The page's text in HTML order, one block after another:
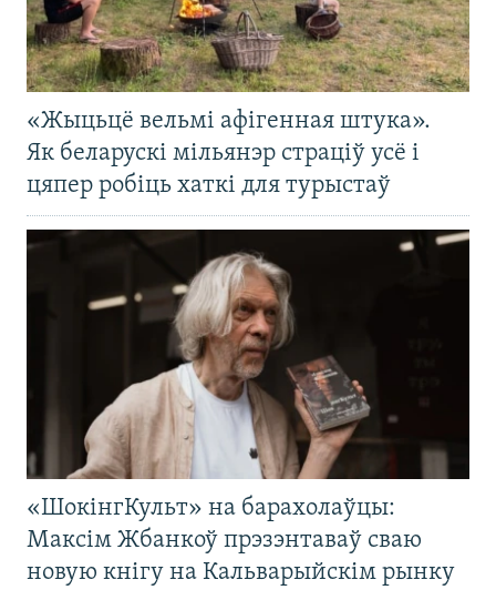
«Жыцьцё вельмі афігенная штука».
Як беларускі мільянэр страціў усё і
цяпер робіць хаткі для турыстаў
«ШокінгКульт» на барахолаўцы:
Максім Жбанкоў прэзэнтаваў сваю
новую кнігу на Кальварыйскім рынку